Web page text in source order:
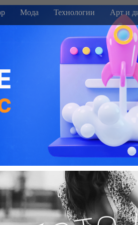
Мода Технологии Арт и